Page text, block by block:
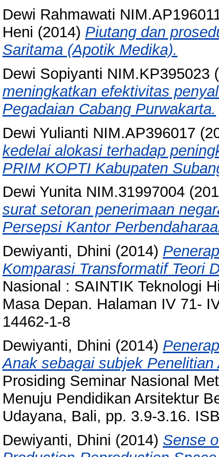
Dewi Rahmawati
Heni (2014) Piutang dan
Saritama (Apotik Medika).
Dewi Sopiyanti NIM.KP395023
meningkatkan efektivitas
Pegadaian Cabang Purwakarta.
Dewi Yulianti NIM.AP396017
kedelai alokasi terhadap
PRIM KOPTI Kabupaten
Dewi Yunita NIM.31997004
surat setoran penerimaan
Persepsi Kantor
Dewiyanti, Dhini (2014)
Komparasi Transformatif Teori
Nasional : SAINTIK Teknologi
Masa Depan. Halaman IV 71-
14462-1-8
Dewiyanti, Dhini (2014)
Anak sebagai subjek Penelitian
Prosiding Seminar Nasional
Menuju Pendidikan Arsitektur
Udayana, Bali, pp. 3.9-3.16.
Dewiyanti, Dhini (2014) Sense